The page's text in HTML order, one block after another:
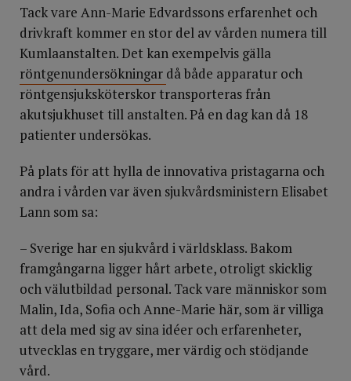
Tack vare Ann-Marie Edvardssons erfarenhet och
drivkraft kommer en stor del av vården numera till
Kumlaanstalten. Det kan exempelvis gälla
röntgenundersökningar då både apparatur och
röntgensjuksköterskor transporteras från
akutsjukhuset till anstalten. På en dag kan då 18
patienter undersökas.
På plats för att hylla de innovativa pristagarna och
andra i vården var även sjukvårdsministern Elisabet
Lann som sa:
– Sverige har en sjukvård i världsklass. Bakom
framgångarna ligger hårt arbete, otroligt skicklig
och välutbildad personal. Tack vare människor som
Malin, Ida, Sofia och Anne-Marie här, som är villiga
att dela med sig av sina idéer och erfarenheter,
utvecklas en tryggare, mer värdig och stödjande
vård.